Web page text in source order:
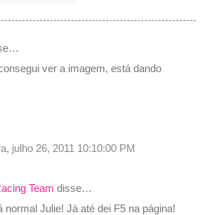
ver a imagem, está dando
julho 26, 2011 10:10:00 PM
Team disse…
normal Julie! Já até dei F5 na página!